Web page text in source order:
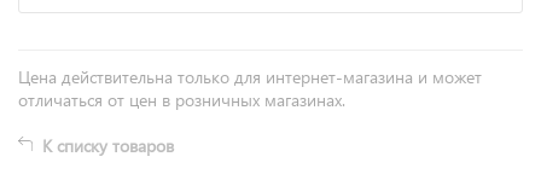
Цена действительна только для интернет-магазина и может
отличаться от цен в розничных магазинах.
К списку товаров